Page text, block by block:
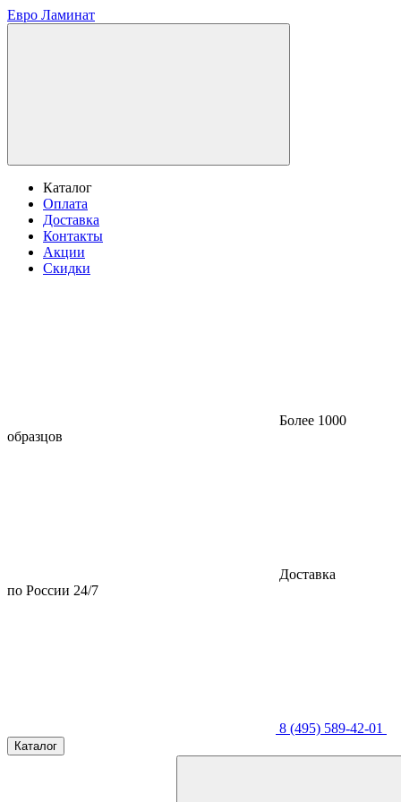
Евро Ламинат
Каталог
Оплата
Доставка
Контакты
Акции
Скидки
Более 1000
образцов
Доставка
по России 24/7
8 (495) 589-42-01
Каталог